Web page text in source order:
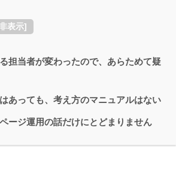
表示]
担当者が変わったので、あらためて疑
あっても、考え方のマニュアルはない
ージ運用の話だけにとどまりません